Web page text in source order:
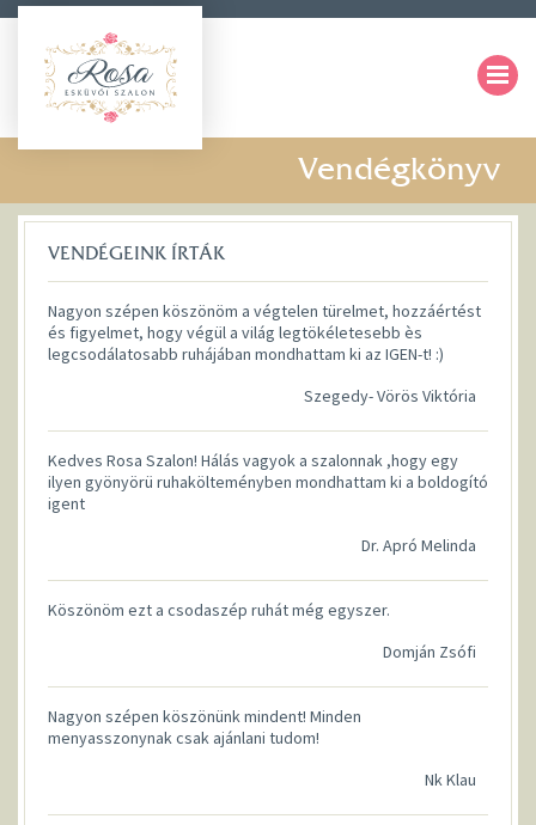
Vendégkönyv
VENDÉGEINK ÍRTÁK
Nagyon szépen köszönöm a végtelen türelmet, hozzáértést
és figyelmet, hogy végül a világ legtökéletesebb ès
legcsodálatosabb ruhájában mondhattam ki az IGEN-t! :)
Szegedy- Vörös Viktória
Kedves Rosa Szalon! Hálás vagyok a szalonnak ,hogy egy
ilyen gyönyörü ruhakölteményben mondhattam ki a boldogító
igent
Dr. Apró Melinda
Köszönöm ezt a csodaszép ruhát még egyszer.
Domján Zsófi
Nagyon szépen köszönünk mindent! Minden
menyasszonynak csak ajánlani tudom!
Nk Klau